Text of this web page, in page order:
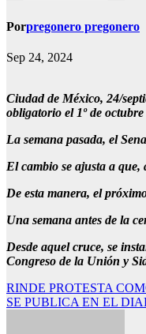
Porpregonero pregonero
Sep 24, 2024
Ciudad de México, 24/
obligatorio el 1º de
La semana pasada, el
El cambio se ajusta a que,
De esta manera, el
Una semana antes de la
Desde aquel cruce, se
Congreso de la Unión y
Navegación
de
RINDE PROTESTA
SE PUBLICA EN EL